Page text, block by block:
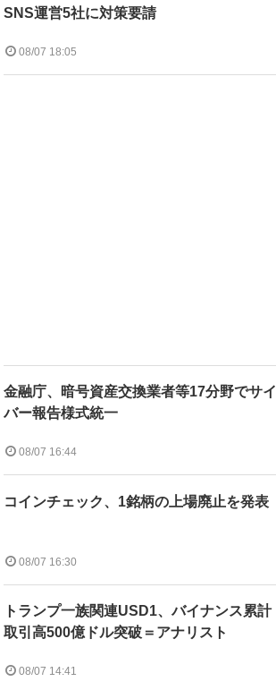
SNS運営5社に対策要請
08/07 18:05
金融庁、暗号資産交換業者等17分野でサイ
バー報告様式統一
08/07 16:44
コインチェック、1銘柄の上場廃止を発表
08/07 16:30
トランプ一族関連USD1、バイナンス累計
取引高500億ドル突破＝アナリスト
08/07 14:41